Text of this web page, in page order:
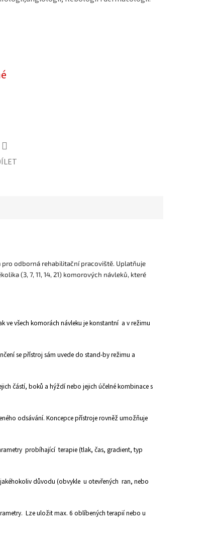
odborná rehabilitační pracoviště. Uplatňuje
(3, 7, 11, 14, 21) komorových návleků, které
všech komorách návleku je konstantní a v režimu
se přístroj sám uvede do stand-by režimu a
částí, boků a hýždí nebo jejich účelné kombinace s
odsávání. Koncepce přístroje rovněž umožňuje
probíhající terapie (tlak, čas, gradient, typ
jakéhokoliv důvodu (obvykle u otevřených ran, nebo
Lze uložit max. 6 oblíbených terapií nebo u